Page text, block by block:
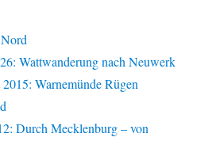
Wattwanderung nach Neuwerk
Warnemünde Rügen
Durch Mecklenburg – von